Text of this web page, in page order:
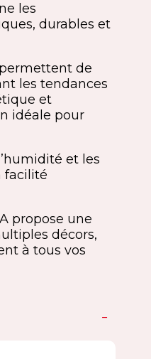
les
durables et
de
les tendances
et
idéale pour
et les
facilité
propose une
décors,
à tous vos